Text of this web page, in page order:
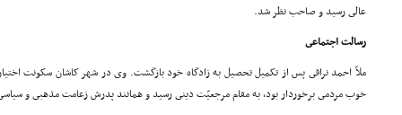
عالى رسید و صاحب نظر شد.
رسالت اجتماعى
ملاّ احمد نراقى پس از تکمیل تحصیل به زادگاه خود بازگشت. وى در شهر کاشان سکونت
خوب مردمى برخوردار بود، به مقام مرجعیّت دینى رسید و همانند پدرش زعامت مذهبى و